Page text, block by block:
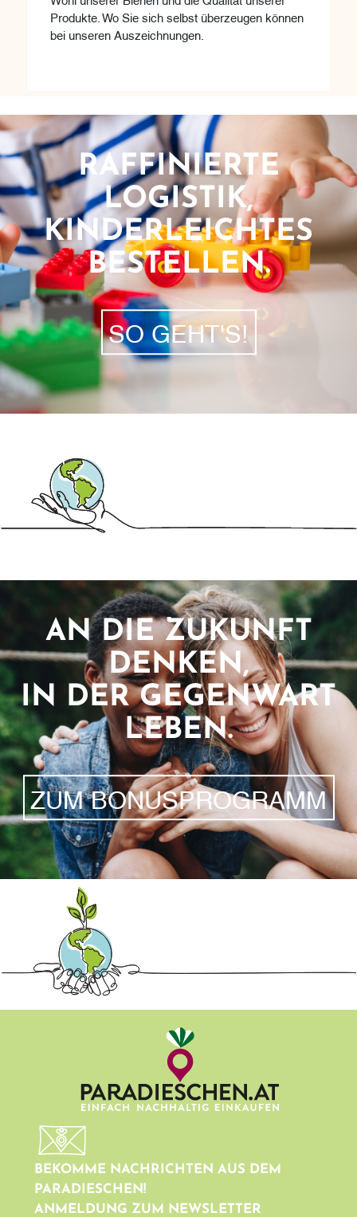
Produkte. Wo Sie sich selbst überzeugen können
bei unseren Auszeichnungen.
RAFFINIERTE
LOGISTIK,
KINDERLEICHTES
BESTELLEN.
SO GEHT'S!
AN DIE ZUKUNFT
DENKEN,
IN DER GEGENWART
LEBEN.
ZUM BONUSPROGRAMM
BEKOMME NACHRICHTEN AUS DEM
PARADIESCHEN!
ANMELDUNG ZUM NEWSLETTER